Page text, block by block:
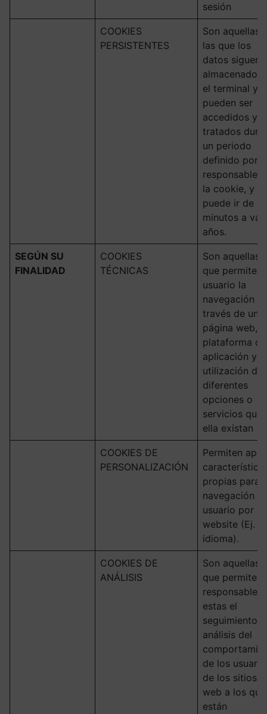
sesión
COOKIES
PERSISTENTES
Son aquellas
las que los
datos siguen
almacenados
el terminal y
pueden ser
accedidos y
tratados
un periodo
definido por
responsable
la cookie, y
puede ir de
minutos a
años.
SEGÚN SU
FINALIDAD
COOKIES
TÉCNICAS
Son aquellas
que permiten
usuario la
navegación a
través de una
página web,
plataforma o
aplicación y la
utilización de
diferentes
opciones o
servicios que
ella existan
COOKIES DE
PERSONALIZACIÓN
Permiten
propias para
navegación
usuario por el
website (Ej.
idioma).
COOKIES DE
ANÁLISIS
Son aquellas
que permiten
responsable
estas el
seguimiento y
análisis del
de los
de los sitios
web a los que
están